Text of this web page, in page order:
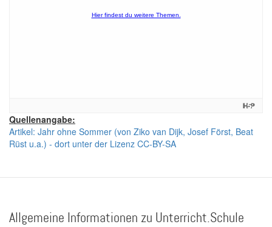
Quellenangabe:
Artikel: Jahr ohne Sommer (von Ziko van Dijk, Josef Först, Beat
Rüst u.a.) - dort unter der Lizenz CC-BY-SA
Allgemeine Informationen zu Unterricht.Schule